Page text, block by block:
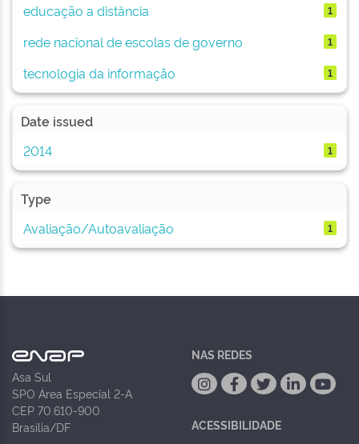
educação a distância 1
rede nacional de escolas de governo 1
tecnologia da informação 1
Date issued
2014
1
Type
Avaliação/Autoavaliação
1
Asa Sul
SPO Área Especial 2-A
CEP 70.610-900
Brasília/DF
NAS REDES
ACESSIBILIDADE